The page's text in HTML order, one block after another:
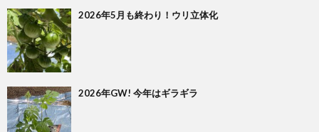
2026年5月も終わり！ウリ立体化
2026年GW! 今年はギラギラ